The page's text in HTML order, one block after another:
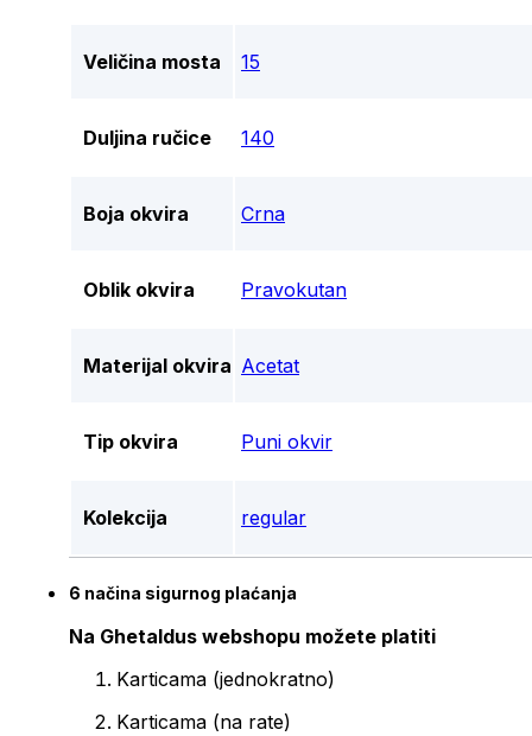
Veličina mosta 15
Duljina ručice 140
Boja okvira Crna
Oblik okvira Pravokutan
Materijal okvira Acetat
Tip okvira Puni okvir
Kolekcija regular
6 načina sigurnog plaćanja
Na Ghetaldus webshopu možete platiti
Karticama (jednokratno)
Karticama (na rate)